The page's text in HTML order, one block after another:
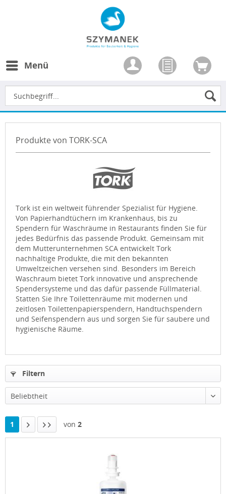
Menü
Produkte von TORK-SCA
Tork ist ein weltweit führender Spezialist für Hygiene.
Von Papierhandtüchern im Krankenhaus, bis zu
Spendern für Waschräume in Restaurants finden Sie für
jedes Bedürfnis das passende Produkt. Gemeinsam mit
dem Mutterunternehmen SCA entwickelt Tork
nachhaltige Produkte, die mit den bekannten
Umweltzeichen versehen sind. Besonders im Bereich
Waschraum bietet Tork innovative und ansprechende
Spendersysteme und das dafür passende Füllmaterial.
Statten Sie Ihre Toilettenräume mit modernen und
zeitlosen Toilettenpapierspendern, Handtuchspendern
und Seifenspendern aus und sorgen Sie für saubere und
hygienische Räume.
Filtern
Beliebtheit
1 von 2